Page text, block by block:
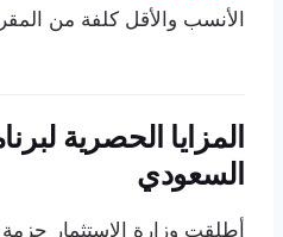
الأنسب والأقل كلفة من
المزايا الحصرية
السعودي
أطلقت وزارة الاستثمار